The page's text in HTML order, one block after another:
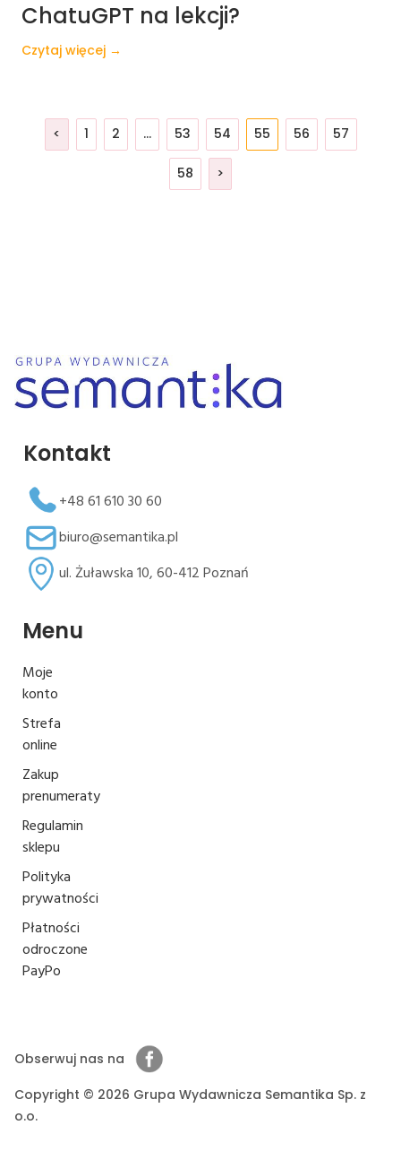
ChatuGPT na lekcji?
Czytaj więcej →
< 1 2 … 53 54 55 56 57
58 >
Kontakt
+48 61 610 30 60
biuro@semantika.pl
ul. Żuławska 10, 60-412 Poznań
Menu
Moje
konto
Strefa
online
Zakup
prenumeraty
Regulamin
sklepu
Polityka
prywatności
Płatności
odroczone
PayPo
Obserwuj nas na
Copyright © 2026 Grupa Wydawnicza Semantika Sp. z
o.o.